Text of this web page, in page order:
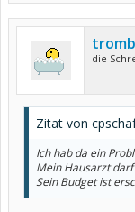
die
Zitat von
Ich hab da ein
Mein Hausarzt
Sein Budget ist